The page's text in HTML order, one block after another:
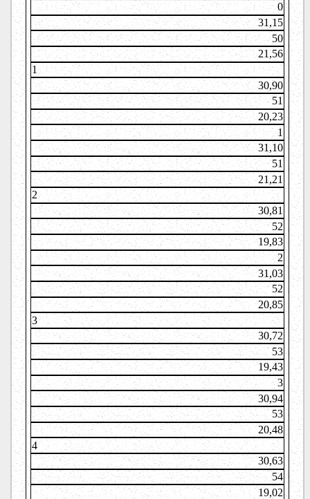
0
31,15
50
21,56
1
30,90
51
20,23
1
31,10
51
21,21
2
30,81
52
19,83
2
31,03
52
20,85
3
30,72
53
19,43
3
30,94
53
20,48
4
30,63
54
19,02